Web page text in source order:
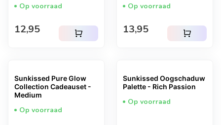
Op voorraad
Normale prijs
12,95 shopping_cart
Op voorraad
Normale prijs
13,95 shopping_cart
Sunkissed Pure Glow
Collection Cadeauset -
Medium
Op voorraad
Sunkissed Oogschaduw
Palette - Rich Passion
Op voorraad